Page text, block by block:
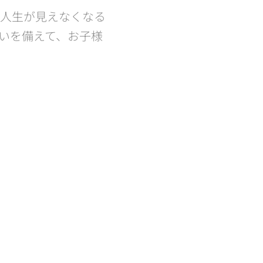
生が見えなくなる
を備えて、お子様